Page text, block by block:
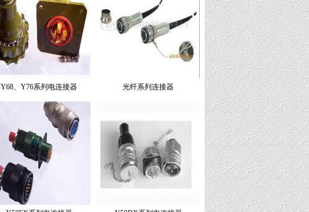
Y68、Y76系列电连接器 光纤系列连接器